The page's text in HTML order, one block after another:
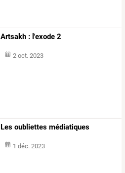
Artsakh : l'exode 2
2 oct. 2023
Les oubliettes médiatiques
1 déc. 2023